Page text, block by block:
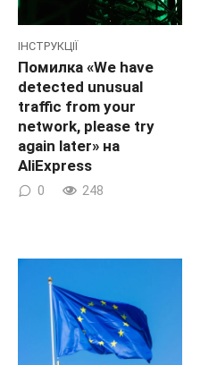
ІНСТРУКЦІЇ
Помилка «We have
detected unusual
traffic from your
network, please try
again later» на
AliExpress
0 248